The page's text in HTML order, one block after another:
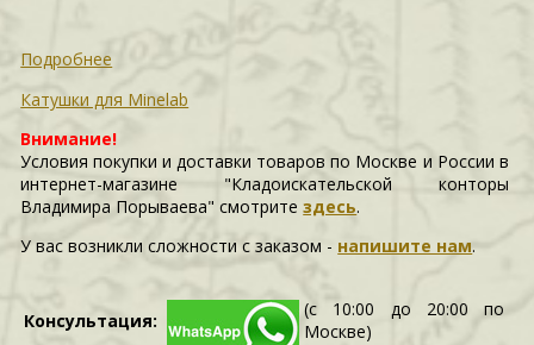
Подробнее
Катушки для Minelab
Внимание!
Условия покупки и доставки товаров по Москве и России в
интернет-магазине "Кладоискательской конторы
Владимира Порываева" смотритездесь.
У вас возникли сложности c заказом - напишите нам.
Консультация:
(с 10:00 до 20:00 по
Москве)